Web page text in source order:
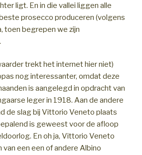
ligt. En in die vallei liggen alle
prosecco produceren (volgens
toen begrepen we zijn
trekt het internet hier niet)
nog interessanter, omdat deze
is aangelegd in opdracht van
leger in 1918. Aan de andere
de slag bij Vittorio Veneto plaats
is geweest voor de afloop
En oh ja, Vittorio Veneto
een een of andere Albino